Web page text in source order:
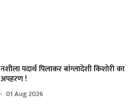
नशीला पदार्थ पिलाकर बांग्लादेशी किशोरी का
अपहरण !
01 Aug 2026